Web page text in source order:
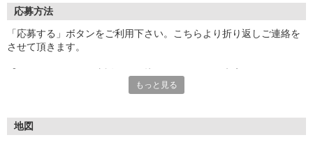
応募方法
「応募する」ボタンをご利用下さい。こちらより折り返しご連絡を
させて頂きます。
もっと見る
地図